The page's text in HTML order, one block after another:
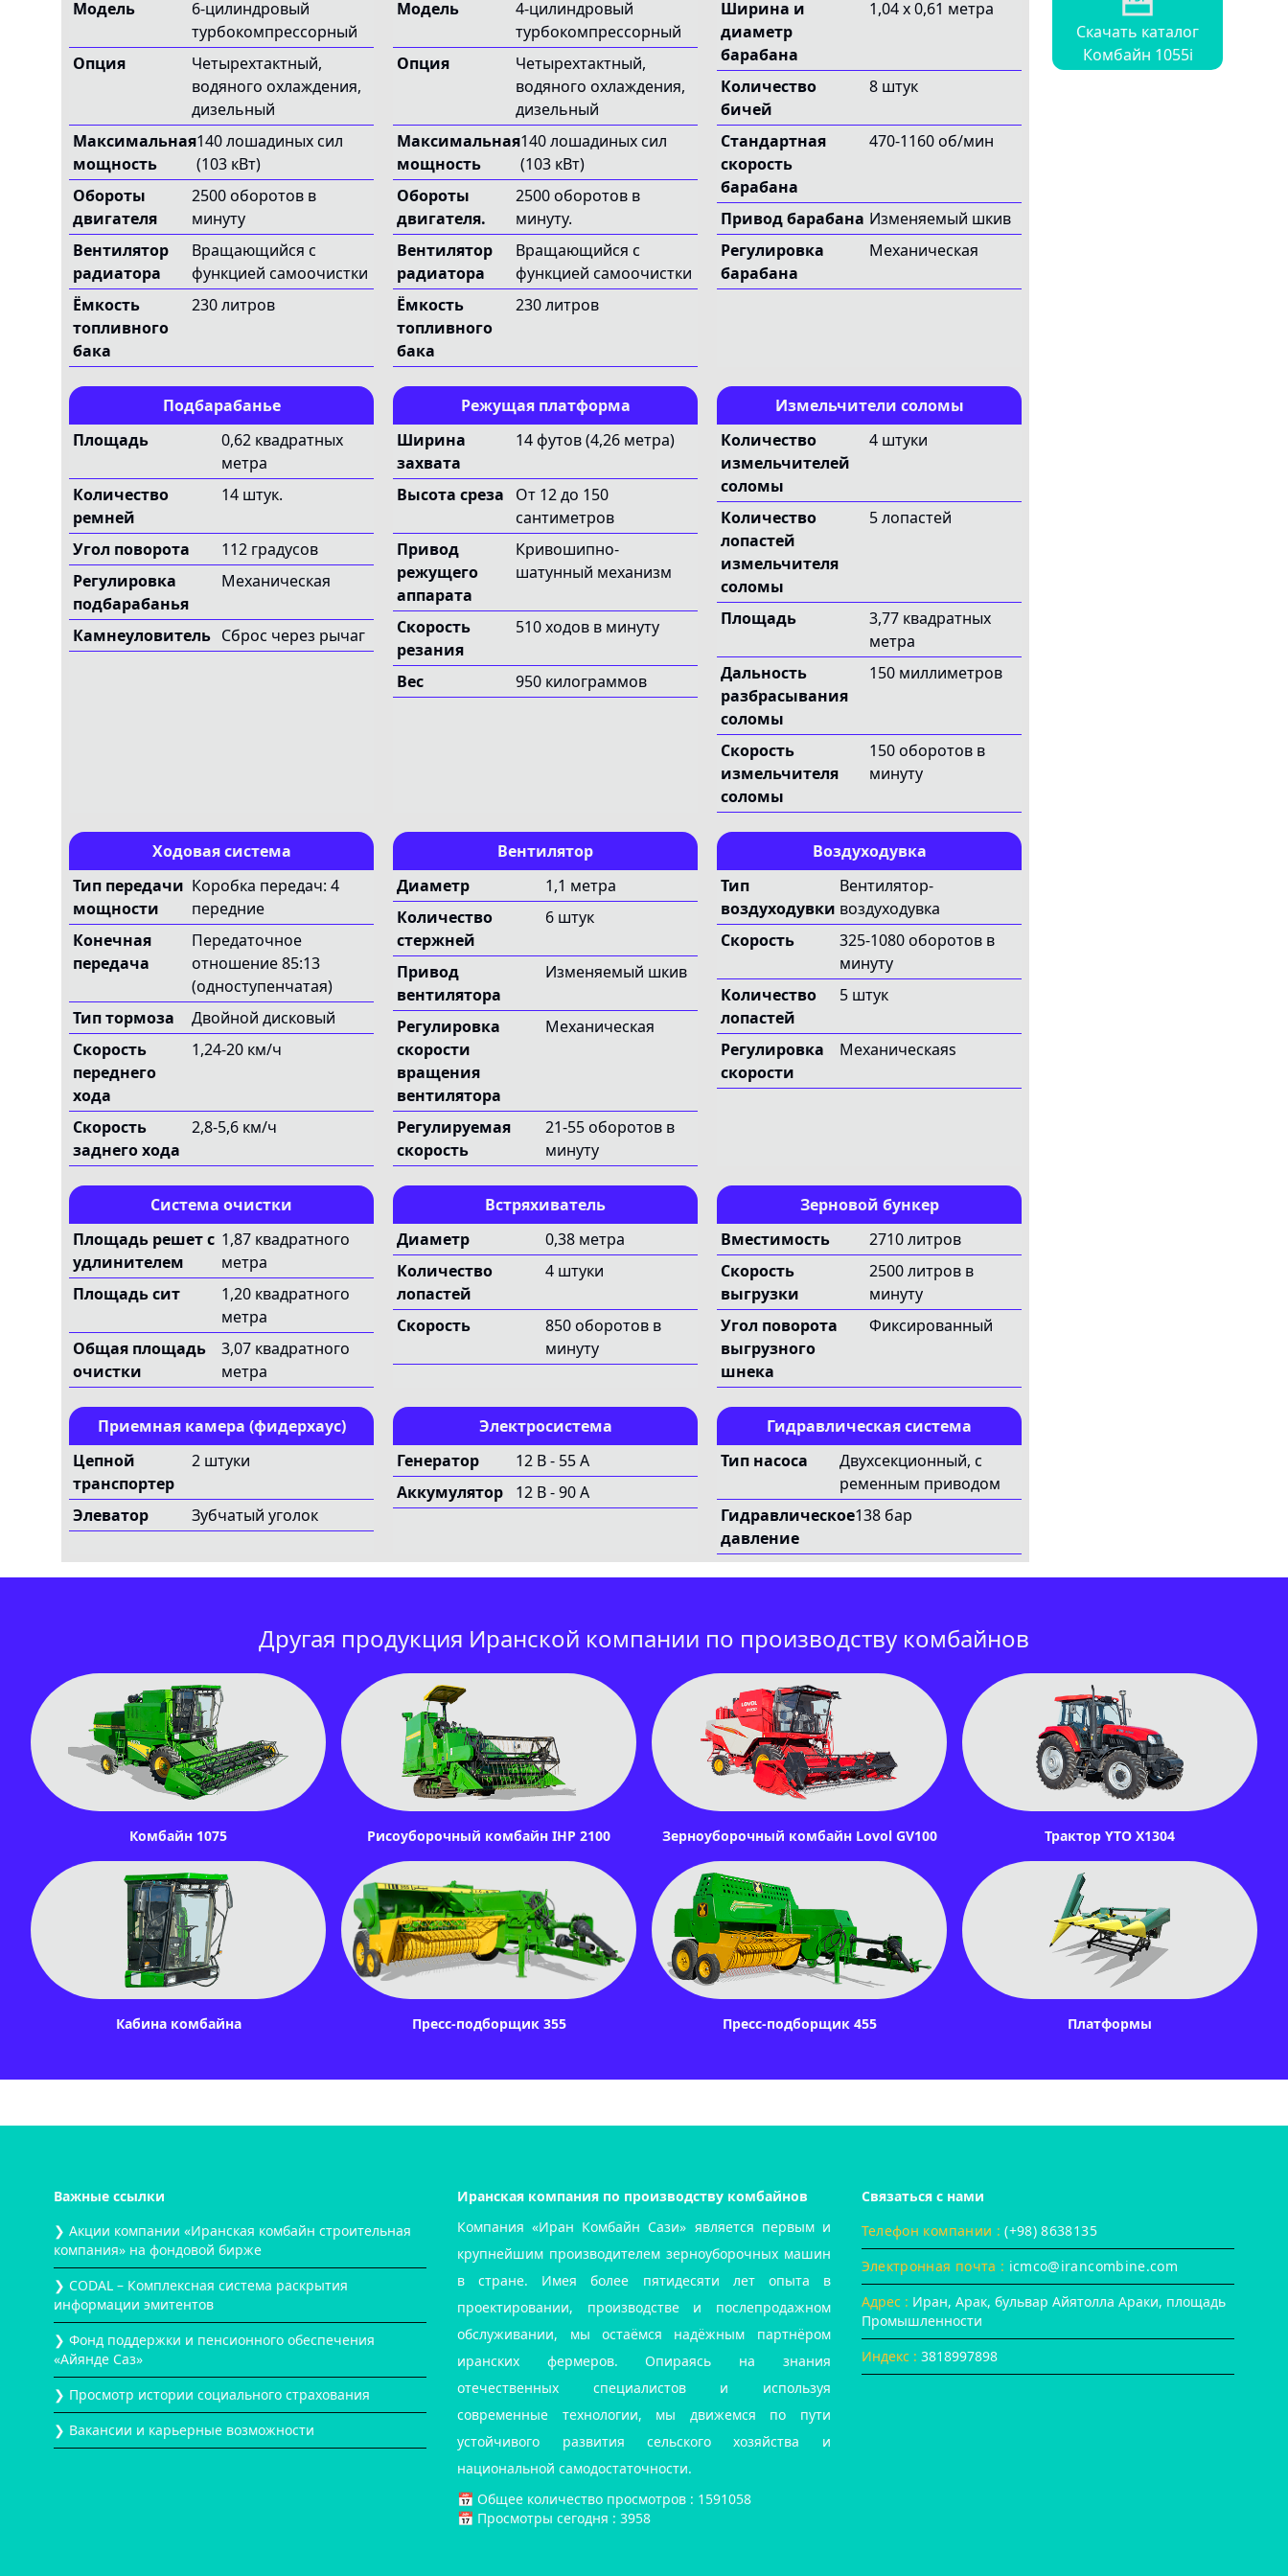
холмы и предгорья, при определенном уклоне.
Модель
6-цилиндровый
турбокомпрессорный
Опция
Четырехтактный,
водяного охлаждения,
дизельный
Максимальная
мощность
140 лошадиных сил
(103 кВт)
Обороты
двигателя
2500 оборотов в
минуту
Вентилятор
радиатора
Вращающийся с
функцией самоочистки
Ёмкость
топливного
бака
230 литров
Модель
4-цилиндровый
турбокомпрессорный
Опция
Четырехтактный,
водяного охлаждения,
дизельный
Максимальная
мощность
140 лошадиных сил
(103 кВт)
Обороты
двигателя.
2500 оборотов в
минуту.
Вентилятор
радиатора
Вращающийся с
функцией самоочистки
Ёмкость
топливного
бака
230 литров
Ширина и
диаметр
барабана
1,04 x 0,61 метра
Количество
бичей
8 штук
Стандартная
скорость
барабана
470-1160 об/мин
Привод барабана Изменяемый шкив
Регулировка
барабана
Механическая
Подбарабанье
Площадь
0,62 квадратных
метра
Количество
ремней
14 штук.
Угол поворота
112 градусов
Регулировка
подбарабанья
Механическая
Камнеуловитель Сброс через рычаг
Режущая платформа
Ширина
захвата
14 футов (4,26 метра)
Высота среза
От 12 до 150
сантиметров
Привод
режущего
аппарата
Кривошипно-
шатунный механизм
Скорость
резания
510 ходов в минуту
Вес 950 килограммов
Измельчители соломы
Количество
измельчителей
соломы
4 штуки
Количество
лопастей
измельчителя
соломы
5 лопастей
Площадь
3,77 квадратных
метра
Дальность
разбрасывания
соломы
150 миллиметров
Скорость
измельчителя
соломы
150 оборотов в
минуту
Ходовая система
Тип передачи
мощности
Коробка передач: 4
передние
Конечная
передача
Передаточное
отношение 85:13
(одноступенчатая)
Тип тормоза
Двойной дисковый
Скорость
переднего
хода
1,24-20 км/ч
Скорость
заднего хода
2,8-5,6 км/ч
Вентилятор
Диаметр
1,1 метра
Количество
стержней
6 штук
Привод
вентилятора
Изменяемый шкив
Регулировка
скорости
вращения
вентилятора
Механическая
Регулируемая
скорость
21-55 оборотов в
минуту
Воздуходувка
Тип
воздуходувки
Вентилятор-
воздуходувка
Скорость
325-1080 оборотов в
минуту
Количество
лопастей
5 штук
Регулировка
скорости
Механическаяs
Система очистки
Площадь решет с
удлинителем
1,87 квадратного
метра
Площадь сит
1,20 квадратного
метра
Общая площадь
очистки
3,07 квадратного
метра
Встряхиватель
Диаметр
0,38 метра
Количество
лопастей
4 штуки
Скорость
850 оборотов в
минуту
Зерновой бункер
Вместимость
2710 литров
Скорость
выгрузки
2500 литров в
минуту
Угол поворота
выгрузного
шнека
Фиксированный
Приемная камера (фидерхаус)
Цепной
транспортер
2 штуки
Элеватор Зубчатый уголок
Электросистема
Генератор
12 В - 55 А
Аккумулятор
12 В - 90 А
Гидравлическая система
Тип насоса
Двухсекционный, с
ременным приводом
Гидравлическое
давление
138 бар
Скачать каталог
Комбайн 1055i
Другая продукция Иранской компании по производству комбайнов
Комбайн 1075 Рисоуборочный комбайн IHP 2100 Зерноуборочный комбайн Lovol GV100 Трактор YTO X1304
Кабина комбайна Пресс-подборщик 355 Пресс-подборщик 455 Платформы
Важные ссылки
❯ Акции компании «Иранская комбайн строительная
компания» на фондовой бирже
❯ CODAL – Комплексная система раскрытия
информации эмитентов
❯ Фонд поддержки и пенсионного обеспечения
«Айянде Саз»
❯ Просмотр истории социального страхования
❯ Вакансии и карьерные возможности
Иранская компания по производству комбайнов
Компания «Иран Комбайн Сази» является первым и
крупнейшим производителем зерноуборочных машин
в стране. Имея более пятидесяти лет опыта в
проектировании, производстве и послепродажном
обслуживании, мы остаёмся надёжным партнёром
иранских фермеров. Опираясь на знания
отечественных специалистов и используя
современные технологии, мы движемся по пути
устойчивого развития сельского хозяйства и
национальной самодостаточности.
📅️ Общее количество просмотров : 1591058
📅 Просмотры сегодня : 3958
Связаться с нами
Телефон компании :(+98) 8638135
Электронная почта : icmco@irancombine.com
Адрес : Иран, Арак, бульвар Айятолла Араки, площадь
Промышленности
Индекс : 3818997898